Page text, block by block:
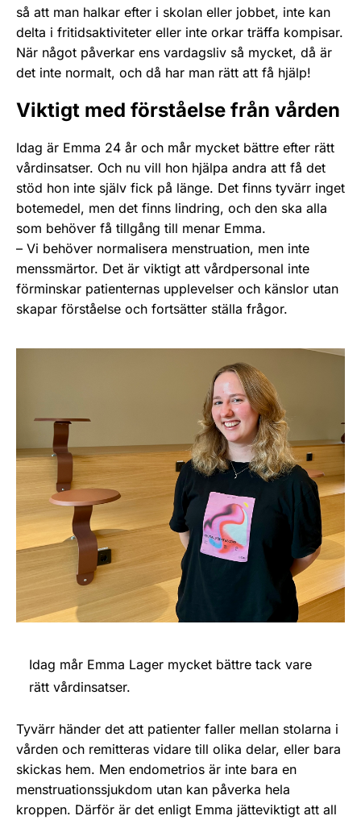
så att man halkar efter i skolan eller jobbet, inte kan
delta i fritidsaktiviteter eller inte orkar träffa kompisar.
När något påverkar ens vardagsliv så mycket, då är
det inte normalt, och då har man rätt att få hjälp!
Viktigt med förståelse från vården
Idag är Emma 24 år och mår mycket bättre efter rätt
vårdinsatser. Och nu vill hon hjälpa andra att få det
stöd hon inte själv fick på länge. Det finns tyvärr inget
botemedel, men det finns lindring, och den ska alla
som behöver få tillgång till menar Emma.
– Vi behöver normalisera menstruation, men inte
menssmärtor. Det är viktigt att vårdpersonal inte
förminskar patienternas upplevelser och känslor utan
skapar förståelse och fortsätter ställa frågor.
Idag mår Emma Lager mycket bättre tack vare
rätt vårdinsatser.
Tyvärr händer det att patienter faller mellan stolarna i
vården och remitteras vidare till olika delar, eller bara
skickas hem. Men endometrios är inte bara en
menstruationssjukdom utan kan påverka hela
kroppen. Därför är det enligt Emma jätteviktigt att all